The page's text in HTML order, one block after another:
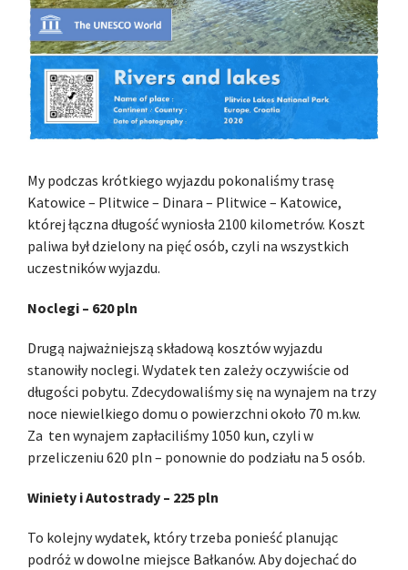
My podczas krótkiego wyjazdu pokonaliśmy trasę
Katowice – Plitwice – Dinara – Plitwice – Katowice,
której łączna długość wyniosła 2100 kilometrów. Koszt
paliwa był dzielony na pięć osób, czyli na wszystkich
uczestników wyjazdu.
Noclegi – 620 pln
Drugą najważniejszą składową kosztów wyjazdu
stanowiły noclegi. Wydatek ten zależy oczywiście od
długości pobytu. Zdecydowaliśmy się na wynajem na trzy
noce niewielkiego domu o powierzchni około 70 m.kw.
Za ten wynajem zapłaciliśmy 1050 kun, czyli w
przeliczeniu 620 pln – ponownie do podziału na 5 osób.
Winiety i Autostrady – 225 pln
To kolejny wydatek, który trzeba ponieść planując
podróż w dowolne miejsce Bałkanów. Aby dojechać do